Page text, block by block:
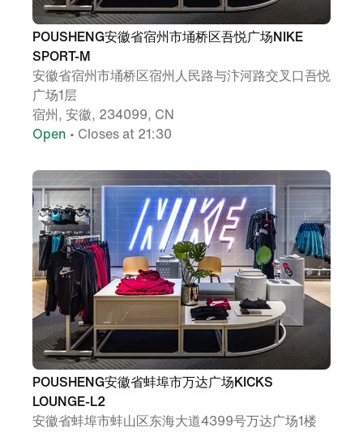
POUSHENG安徽省宿州市埇桥区吾悦广场NIKE
SPORT-M
安徽省宿州市埇桥区宿州人民路与汴河路交叉口吾悦
广场1层
宿州, 安徽, 234099, CN
Open • Closes at 21:30
POUSHENG安徽省蚌埠市万达广场KICKS
LOUNGE-L2
安徽省蚌埠市蚌山区东海大道4399号万达广场1楼